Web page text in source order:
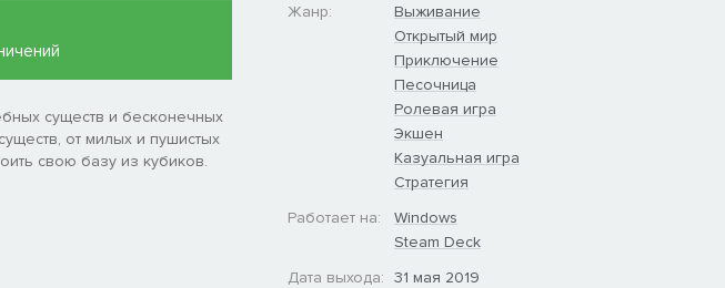
существ и бесконечных
от милых и пушистых
свою базу из кубиков.
Жанр:
Выживание
Открытый мир
Приключение
Песочница
Ролевая игра
Экшен
Казуальная игра
Стратегия
Работает на:
Windows
Steam Deck
Дата выхода: 31 мая 2019